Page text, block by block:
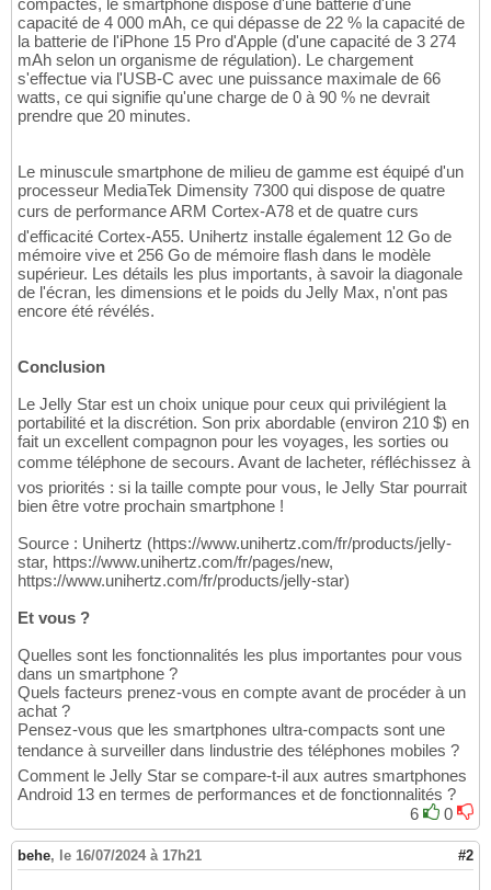
capacité de 4 000 mAh, ce qui dépasse de 22 % la capacité de
la batterie de l'iPhone 15 Pro d'Apple (d'une capacité de 3 274
mAh selon un organisme de régulation). Le chargement
s'effectue via l'USB-C avec une puissance maximale de 66
watts, ce qui signifie qu'une charge de 0 à 90 % ne devrait
prendre que 20 minutes.
Le minuscule smartphone de milieu de gamme est équipé d'un
processeur MediaTek Dimensity 7300 qui dispose de quatre
curs de performance ARM Cortex-A78 et de quatre curs
d'efficacité Cortex-A55. Unihertz installe également 12 Go de
mémoire vive et 256 Go de mémoire flash dans le modèle
supérieur. Les détails les plus importants, à savoir la diagonale
de l'écran, les dimensions et le poids du Jelly Max, n'ont pas
encore été révélés.
Conclusion
Le Jelly Star est un choix unique pour ceux qui privilégient la
portabilité et la discrétion. Son prix abordable (environ 210 $) en
fait un excellent compagnon pour les voyages, les sorties ou
comme téléphone de secours. Avant de lacheter, réfléchissez à
vos priorités : si la taille compte pour vous, le Jelly Star pourrait
bien être votre prochain smartphone !
Source : Unihertz (https://www.unihertz.com/fr/products/jelly-
star, https://www.unihertz.com/fr/pages/new,
https://www.unihertz.com/fr/products/jelly-star)
Et vous ?
Quelles sont les fonctionnalités les plus importantes pour vous
dans un smartphone ?
Quels facteurs prenez-vous en compte avant de procéder à un
achat ?
Pensez-vous que les smartphones ultra-compacts sont une
tendance à surveiller dans lindustrie des téléphones mobiles ?
Comment le Jelly Star se compare-t-il aux autres smartphones
Android 13 en termes de performances et de fonctionnalités ?
6
0
behe, le 16/07/2024 à 17h21 #2